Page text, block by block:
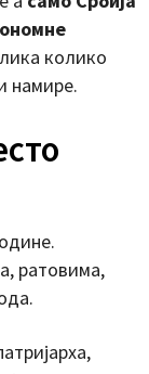
колико
намире.
ратовима,